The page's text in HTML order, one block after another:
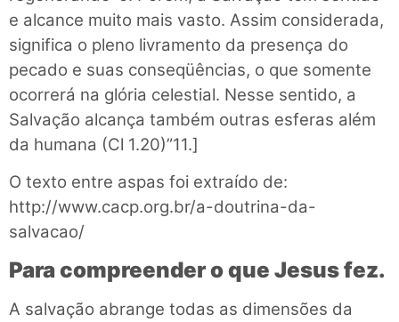
e alcance muito mais vasto. Assim considerada,
significa o pleno livramento da presença do
pecado e suas conseqüências, o que somente
ocorrerá na glória celestial. Nesse sentido, a
Salvação alcança também outras esferas além
da humana (Cl 1.20)”11.]
O texto entre aspas foi extraído de:
http://www.cacp.org.br/a-doutrina-da-
salvacao/
Para compreender o que Jesus fez.
A salvação abrange todas as dimensões da